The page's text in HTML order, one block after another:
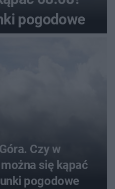
pogodowe
Czy w
się kąpać
pogodowe